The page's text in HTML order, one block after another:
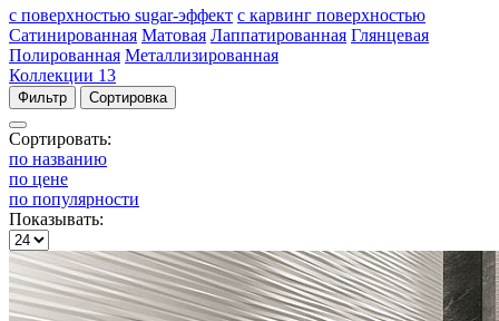
с поверхностью sugar-эффект с карвинг поверхностью
Сатинированная Матовая Лаппатированная Глянцевая
Полированная Металлизированная
Коллекции 13
Фильтр Сортировка
Сортировать:
по названию
по цене
по популярности
Показывать: